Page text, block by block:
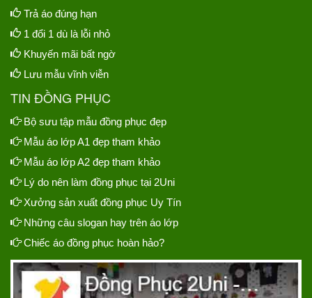
Trả áo đúng hạn
1 đổi 1 dù là lỗi nhỏ
Khuyến mãi bất ngờ
Lưu mẫu vĩnh viễn
TIN ĐỒNG PHỤC
Bộ sưu tập mẫu đồng phục đẹp
Mẫu áo lớp A1 đẹp tham khảo
Mẫu áo lớp A2 đẹp tham khảo
Lý do nên làm đồng phục tại 2Uni
Xưởng sản xuất đồng phục Uy Tín
Những câu slogan hay trên áo lớp
Chiếc áo đồng phục hoàn hảo?